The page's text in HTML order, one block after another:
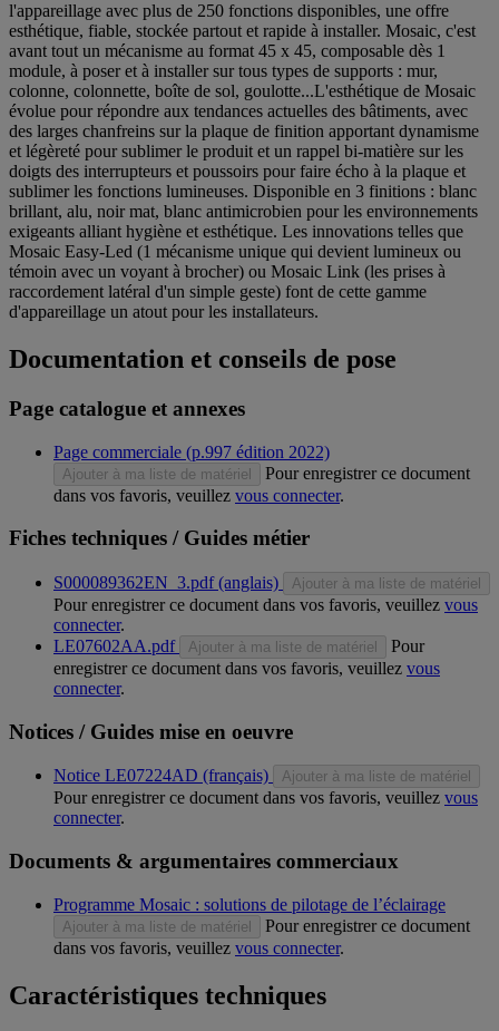
l'appareillage avec plus de 250 fonctions disponibles, une offre
esthétique, fiable, stockée partout et rapide à installer. Mosaic, c'est
avant tout un mécanisme au format 45 x 45, composable dès 1
module, à poser et à installer sur tous types de supports : mur,
colonne, colonnette, boîte de sol, goulotte...L'esthétique de Mosaic
évolue pour répondre aux tendances actuelles des bâtiments, avec
des larges chanfreins sur la plaque de finition apportant dynamisme
et légèreté pour sublimer le produit et un rappel bi-matière sur les
doigts des interrupteurs et poussoirs pour faire écho à la plaque et
sublimer les fonctions lumineuses. Disponible en 3 finitions : blanc
brillant, alu, noir mat, blanc antimicrobien pour les environnements
exigeants alliant hygiène et esthétique. Les innovations telles que
Mosaic Easy-Led (1 mécanisme unique qui devient lumineux ou
témoin avec un voyant à brocher) ou Mosaic Link (les prises à
raccordement latéral d'un simple geste) font de cette gamme
d'appareillage un atout pour les installateurs.
Documentation et conseils de pose
Page catalogue et annexes
Page commerciale (p.997 édition 2022)
Ajouter à ma liste de matériel
Pour enregistrer ce document
dans vos favoris, veuillez vous connecter.
Fiches techniques / Guides métier
S000089362EN_3.pdf (anglais) Ajouter à ma liste de matériel
Pour enregistrer ce document dans vos favoris, veuillez vous
connecter.
LE07602AA.pdf
Ajouter à ma liste de matériel
Pour
enregistrer ce document dans vos favoris, veuillez vous
connecter.
Notices / Guides mise en oeuvre
Notice LE07224AD (français) Ajouter à ma liste de matériel
Pour enregistrer ce document dans vos favoris, veuillez vous
connecter.
Documents & argumentaires commerciaux
Programme Mosaic : solutions de pilotage de l’éclairage
Ajouter à ma liste de matériel
Pour enregistrer ce document
dans vos favoris, veuillez vous connecter.
Caractéristiques techniques